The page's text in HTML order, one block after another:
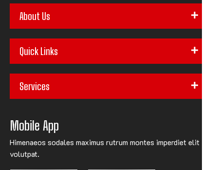
About Us
Quick Links
Services
Mobile App
Himenaeos sodales maximus rutrum montes imperdiet elit
volutpat.